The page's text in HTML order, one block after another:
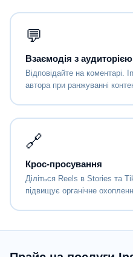
💬
Взаємодія з аудиторією
Відповідайте на коментарі.
автора при ранжуванні
🔗
Крос-просування
Діліться Reels в Stories та
підвищує органічне